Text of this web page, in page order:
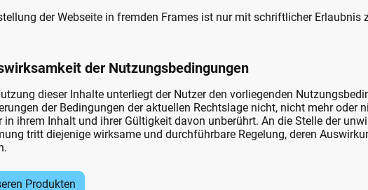
der Webseite in fremden Frames ist nur mit schriftlicher Erlaubnis
der Nutzungsbedingungen
dieser Inhalte unterliegt der Nutzer den vorliegenden
der Bedingungen der aktuellen Rechtslage nicht, nicht mehr oder
in ihrem Inhalt und ihrer Gültigkeit davon unberührt. An die Stelle der
tritt diejenige wirksame und durchführbare Regelung, deren
Produkten